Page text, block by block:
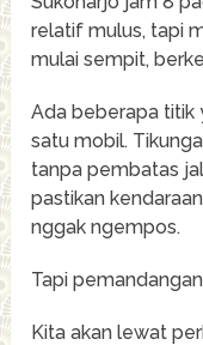
relatif mulus, tapi
mulai sempit,
Ada beberapa titik
satu mobil.
tanpa pembatas
pastikan
nggak ngempos.
Tapi
Kita akan lewat